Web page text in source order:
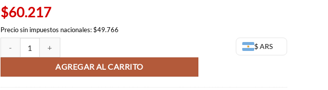
$60.217
Precio sin impuestos nacionales: $49.766
$ ARS
AGREGAR AL CARRITO